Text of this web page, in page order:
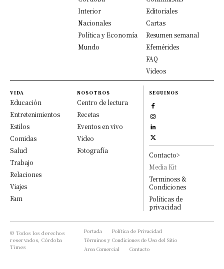
Interior
Nacionales
Política y Economía
Mundo
Editoriales
Cartas
Resumen semanal
Efemérides
FAQ
Videos
VIDA
Educación
Entretenimientos
Estilos
Comidas
Salud
Trabajo
Relaciones
Viajes
Fam
NOSOTROS
Centro de lectura
Recetas
Eventos en vivo
Video
Fotografía
SEGUINOS
Contacto>
Media Kit
Terminoss &
Condiciones
Políticas de
privacidad
© Todos los derechos
reservados, Córdoba
Times
Portada
Política de Privacidad
Términos y Condiciones de Uso del Sitio
Area Comercial
Contacto